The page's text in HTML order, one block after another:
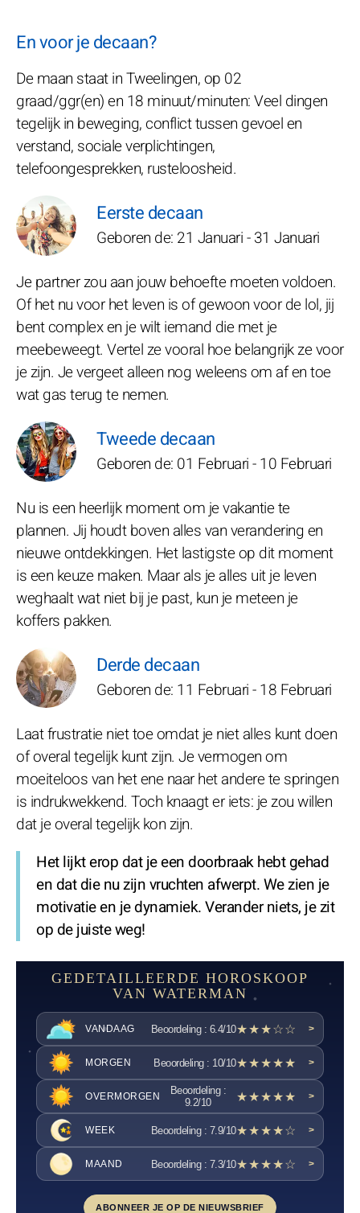
En voor je decaan?
De maan staat in Tweelingen, op 02
graad/ggr(en) en 18 minuut/minuten: Veel dingen
tegelijk in beweging, conflict tussen gevoel en
verstand, sociale verplichtingen,
telefoongesprekken, rusteloosheid.
Eerste decaan
Geboren de: 21 Januari - 31 Januari
Je partner zou aan jouw behoefte moeten voldoen.
Of het nu voor het leven is of gewoon voor de lol, jij
bent complex en je wilt iemand die met je
meebeweegt. Vertel ze vooral hoe belangrijk ze voor
je zijn. Je vergeet alleen nog weleens om af en toe
wat gas terug te nemen.
Tweede decaan
Geboren de: 01 Februari - 10 Februari
Nu is een heerlijk moment om je vakantie te
plannen. Jij houdt boven alles van verandering en
nieuwe ontdekkingen. Het lastigste op dit moment
is een keuze maken. Maar als je alles uit je leven
weghaalt wat niet bij je past, kun je meteen je
koffers pakken.
Derde decaan
Geboren de: 11 Februari - 18 Februari
Laat frustratie niet toe omdat je niet alles kunt doen
of overal tegelijk kunt zijn. Je vermogen om
moeiteloos van het ene naar het andere te springen
is indrukwekkend. Toch knaagt er iets: je zou willen
dat je overal tegelijk kon zijn.
Het lijkt erop dat je een doorbraak hebt gehad
en dat die nu zijn vruchten afwerpt. We zien je
motivatie en je dynamiek. Verander niets, je zit
op de juiste weg!
GEDETAILLEERDE HOROSKOOP
VAN WATERMAN
VANDAAG Beoordeling : 6.4/10★★★☆☆ >
MORGEN Beoordeling : 10/10★★★★★ >
OVERMORGEN
Beoordeling :
9.2/10
★★★★★ >
WEEK Beoordeling : 7.9/10★★★★☆ >
MAAND Beoordeling : 7.3/10★★★★☆ >
ABONNEER JE OP DE NIEUWSBRIEF